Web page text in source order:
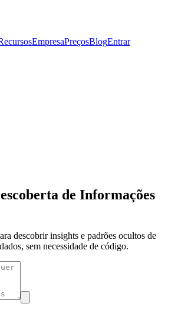
EmpresaPreçosBlogEntrar
de Informações
descobrir insights e padrões ocultos de
sem necessidade de código.